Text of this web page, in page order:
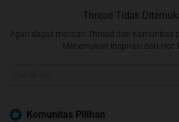
Thread Tidak
Agan dapat mencari Thread dan Komunitas
Menemukan inspirasi dari Hot
Komunitas Pilihan